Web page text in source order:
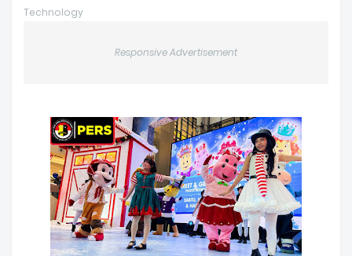
Technology
Responsive Advertisement